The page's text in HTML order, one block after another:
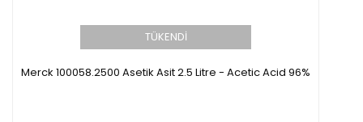
TÜKENDİ
Merck 100058.2500 Asetik Asit 2.5 Litre - Acetic Acid 96%